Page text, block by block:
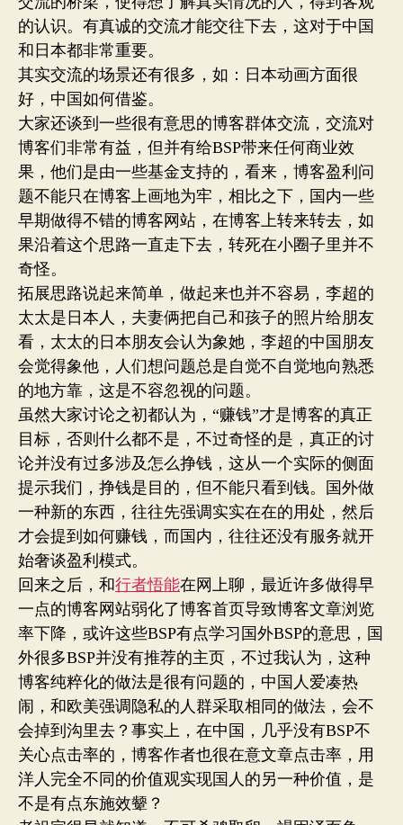
的认识。有真诚的交流才能交往下去，这对于中国
和日本都非常重要。
其实交流的场景还有很多，如：日本动画方面很
好，中国如何借鉴。
大家还谈到一些很有意思的博客群体交流，交流对
博客们非常有益，但并有给BSP带来任何商业效
果，他们是由一些基金支持的，看来，博客盈利问
题不能只在博客上画地为牢，相比之下，国内一些
早期做得不错的博客网站，在博客上转来转去，如
果沿着这个思路一直走下去，转死在小圈子里并不
奇怪。
拓展思路说起来简单，做起来也并不容易，李超的
太太是日本人，夫妻俩把自己和孩子的照片给朋友
看，太太的日本朋友会认为象她，李超的中国朋友
会觉得象他，人们想问题总是自觉不自觉地向熟悉
的地方靠，这是不容忽视的问题。
虽然大家讨论之初都认为，“赚钱”才是博客的真正
目标，否则什么都不是，不过奇怪的是，真正的讨
论并没有过多涉及怎么挣钱，这从一个实际的侧面
提示我们，挣钱是目的，但不能只看到钱。国外做
一种新的东西，往往先强调实实在在的用处，然后
才会提到如何赚钱，而国内，往往还没有服务就开
始奢谈盈利模式。
回来之后，和行者悟能在网上聊，最近许多做得早
一点的博客网站弱化了博客首页导致博客文章浏览
率下降，或许这些BSP有点学习国外BSP的意思，国
外很多BSP并没有推荐的主页，不过我认为，这种
博客纯粹化的做法是很有问题的，中国人爱凑热
闹，和欧美强调隐私的人群采取相同的做法，会不
会掉到沟里去？事实上，在中国，几乎没有BSP不
关心点击率的，博客作者也很在意文章点击率，用
洋人完全不同的价值观实现国人的另一种价值，是
不是有点东施效颦？